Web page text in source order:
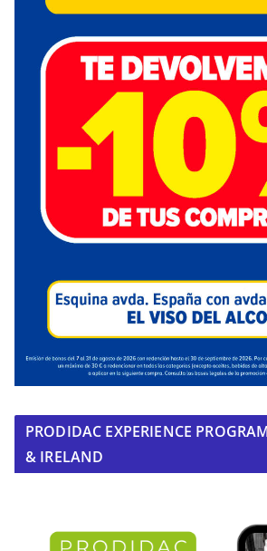
PRODIDAC EXPERIENCE
& IRELAND